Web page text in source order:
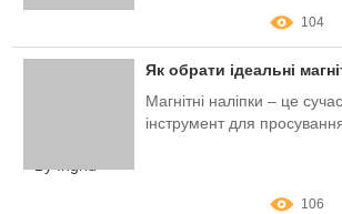
104
Магнітні наліпки – це
інструмент для
106